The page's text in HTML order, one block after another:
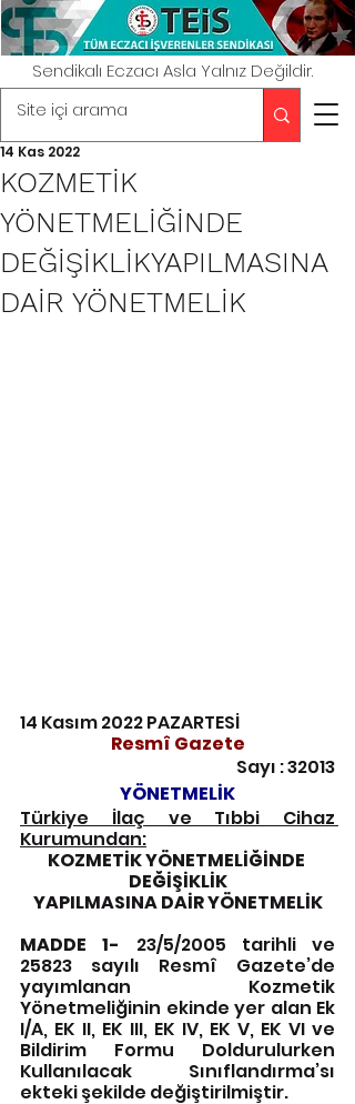
Sendikalı Eczacı Asla Yalnız Değildir.
KOZMETİK
YÖNETMELİĞİNDE
DEĞİŞİKLİKYAPILMASINA
DAİR YÖNETMELİK
14 Kas 2022
14 Kasım 2022 PAZARTESİ
Resmî Gazete
Sayı : 32013
YÖNETMELİK
Türkiye İlaç ve Tıbbi Cihaz
Kurumundan:
KOZMETİK YÖNETMELİĞİNDE
DEĞİŞİKLİK
YAPILMASINA DAİR YÖNETMELİK
MADDE 1- 23/5/2005 tarihli ve
25823 sayılı Resmî Gazete’de
yayımlanan Kozmetik
Yönetmeliğinin ekinde yer alan Ek
I/A, EK II, EK III, EK IV, EK V, EK VI ve
Bildirim Formu Doldurulurken
Kullanılacak Sınıflandırma’sı
ekteki şekilde değiştirilmiştir.